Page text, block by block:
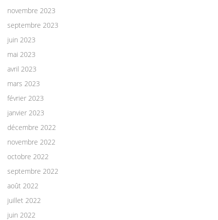
novembre 2023
septembre 2023
juin 2023
mai 2023
avril 2023
mars 2023
février 2023
janvier 2023
décembre 2022
novembre 2022
octobre 2022
septembre 2022
août 2022
juillet 2022
juin 2022